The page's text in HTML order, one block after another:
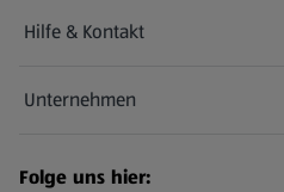
Hilfe & Kontakt
(öffnet in einem neuen Tab)
Unternehmen
Folge uns hier: